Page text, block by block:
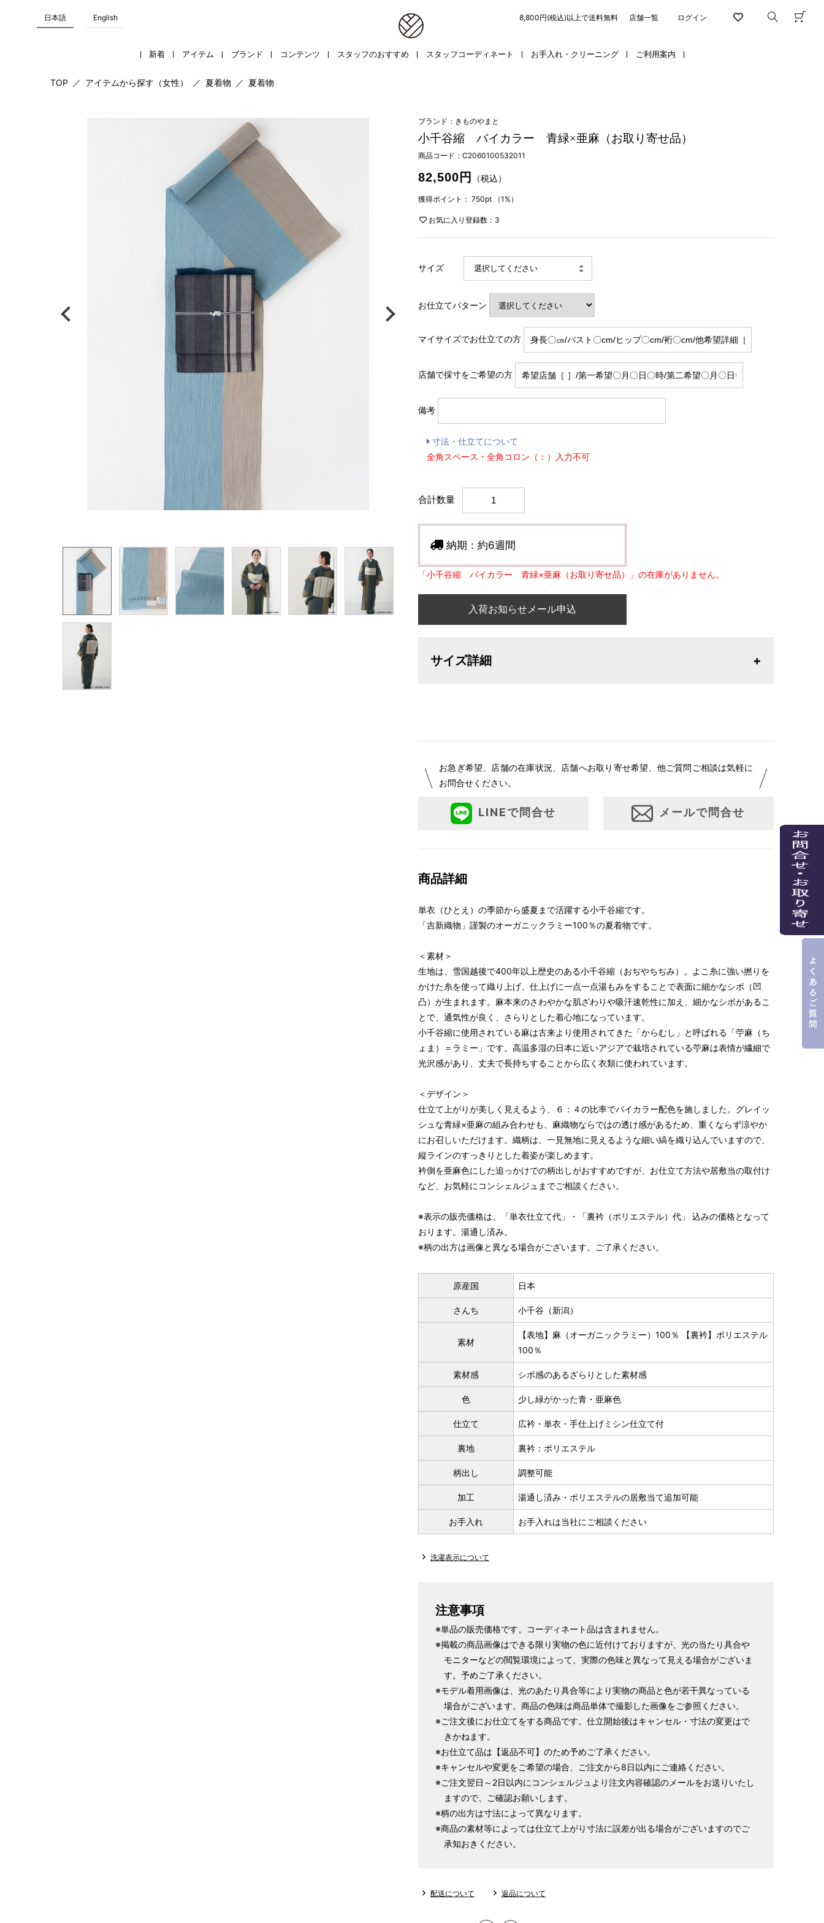
日本語 English ログイン
8,800円(税込)以上で送料無料 店舗一覧
新着 アイテム ブランド コンテンツ スタッフのおすすめ スタッフコーディネート お手入れ・クリーニング ご利用案内
TOP ／ アイテムから探す（女性） ／ 夏着物 ／ 夏着物
ブランド：きものやまと
小千谷縮 バイカラー 青緑×亜麻（お取り寄せ品）
商品コード： C2060100532011
82,500円 （税込）
獲得ポイント： 750pt （1%）
お気に入り登録数：3
サイズ
お仕立てパターン
マイサイズでお仕立ての方
店舗で採寸をご希望の方
備考
寸法・仕立てについて
全角スペース・全角コロン（：）入力不可
合計数量
納期： 約6週間
「小千谷縮 バイカラー 青緑×亜麻（お取り寄せ品）」の在庫がありません。
入荷お知らせメール申込
サイズ詳細
パターンオーダー（弊社規定のS～LLサイズより、身長・ヒップを目安にサイズをお選び
いただく）
店舗で採寸（お近くの店舗でスタッフが採寸）
S
～155cm
～90cm
153cm
4尺5分
～95cm
155cm 64cm 49cm
M
～160cm
～95cm
～100cm
4尺3寸 1尺8寸 1尺3寸
L ～98cm
165cm
LL
4尺4寸5分
1 寸法は鯨尺（くじらじゃく）寸法です。もともと鯨のひげで作られた道具で測っていたの
で鯨尺と言います。
単位：１尺＝約38cm １寸＝約3.8cm １分＝約0.38cm
2 鯨尺寸法となりますので上表の cm はおおよその長さとなります。
3 反物の巾により表記の裄のサイズが出ない場合がございます。その際は、目一杯での寸法
とさせていただきます。
お急ぎ希望、店舗の在庫状況、店舗へお取り寄せ希望、他ご質問ご相談は気軽に
お問合せください。
LINEで問合せ メールで問合せ
商品詳細
単衣（ひとえ）の季節から盛夏まで活躍する小千谷縮です。
「吉新織物」謹製のオーガニックラミー100％の夏着物です。
＜素材＞
生地は、雪国越後で400年以上歴史のある小千谷縮（おぢやちぢみ）。よこ糸に強い撚りを
かけた糸を使って織り上げ、仕上げに一点一点湯もみをすることで表面に細かなシボ（凹
凸）が生まれます。麻本来のさわやかな肌ざわりや吸汗速乾性に加え、細かなシボがあるこ
とで、通気性が良く、さらりとした着心地になっています。
小千谷縮に使用されている麻は古来より使用されてきた「からむし」と呼ばれる「苧麻（ち
ょま）＝ラミー」です。高温多湿の日本に近いアジアで栽培されている苧麻は表情が繊細で
光沢感があり、丈夫で長持ちすることから広く衣類に使われています。
＜デザイン＞
仕立て上がりが美しく見えるよう、６：４の比率でバイカラー配色を施しました。グレイッ
シュな青緑×亜麻の組み合わせも、麻織物ならではの透け感があるため、重くならず涼やか
にお召しいただけます。織柄は、一見無地に見えるような細い縞を織り込んでいますので、
縦ラインのすっきりとした着姿が楽しめます。
衿側を亜麻色にした追っかけでの柄出しがおすすめですが、お仕立て方法や居敷当の取付け
など、お気軽にコンシェルジュまでご相談ください。
※表示の販売価格は、「単衣仕立て代」・「裏衿（ポリエステル）代」 込みの価格となって
おります。湯通し済み。
※柄の出方は画像と異なる場合がございます。ご了承ください。
原産国 日本
さんち 小千谷（新潟）
素材
【表地】麻（オーガニックラミー）100％ 【裏衿】ポリエステル
100％
素材感 シボ感のあるざらりとした素材感
色 少し緑がかった青・亜麻色
仕立て 広衿・単衣・手仕上げミシン仕立て付
裏地 裏衿：ポリエステル
柄出し 調整可能
加工 湯通し済み・ポリエステルの居敷当て追加可能
お手入れ お手入れは当社にご相談ください
洗濯表示について
注意事項
※単品の販売価格です。コーディネート品は含まれません。
※掲載の商品画像はできる限り実物の色に近付けておりますが、光の当たり具合や
モニターなどの閲覧環境によって、実際の色味と異なって見える場合がございま
す。予めご了承ください。
※モデル着用画像は、光のあたり具合等により実物の商品と色が若干異なっている
場合がございます。商品の色味は商品単体で撮影した画像をご参照ください。
※ご注文後にお仕立てをする商品です。仕立開始後はキャンセル・寸法の変更はで
きかねます。
※お仕立て品は【返品不可】のため予めご了承ください。
※キャンセルや変更をご希望の場合、ご注文から8日以内にご連絡ください。
※ご注文翌日～2日以内にコンシェルジュより注文内容確認のメールをお送りいたし
ますので、ご確認お願いします。
※柄の出方は寸法によって異なります。
※商品の素材等によっては仕立て上がり寸法に誤差が出る場合がございますのでご
承知おきください。
配送について 返品について